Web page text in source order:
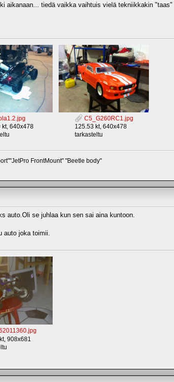
aikanaan... tiedä vaikka vaihtuis vielä tekniikkakin "taas"
kt, 640x478
C5_G260RC1.jpg
125.53 kt, 640x478
tarkasteltu
FrontMount" "Beetle body"
auto.Oli se juhlaa kun sen sai aina kuntoon.
auto joka toimii.
908x681